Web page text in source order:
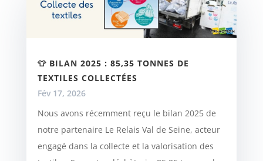
👕 BILAN 2025 : 85,35 TONNES DE
TEXTILES COLLECTÉES
Fév 17, 2026
Nous avons récemment reçu le bilan 2025 de
notre partenaire Le Relais Val de Seine, acteur
engagé dans la collecte et la valorisation des